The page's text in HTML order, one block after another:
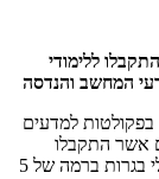
ללימודי
המחשב והנדסה
בפקולטות למדעים
אשר התקבלו
ללימודים בפקולטות אלו (כולל סטודנטים בעלי בגרות ברמה של 5